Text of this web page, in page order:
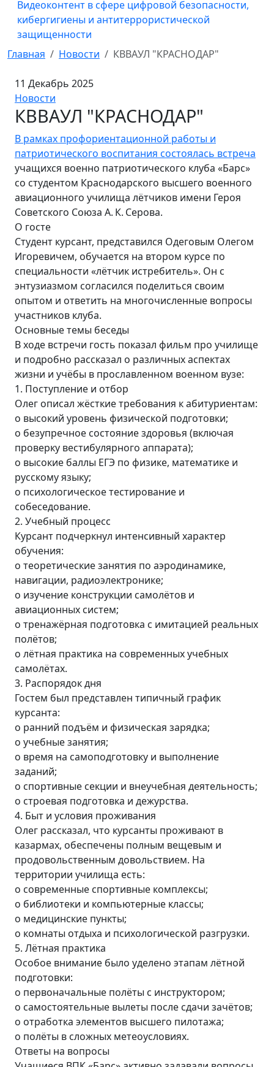
Видеоконтент в сфере цифровой безопасности,
кибергигиены и антитеррористической
защищенности
Главная
Новости КВВАУЛ "КРАСНОДАР"
11 Декабрь 2025
Новости
КВВАУЛ "КРАСНОДАР"
В рамках профориентационной работы и
патриотического воспитания состоялась встреча
учащихся военно патриотического клуба «Барс»
со студентом Краснодарского высшего военного
авиационного училища лётчиков имени Героя
Советского Союза А. К. Серова.
О госте
Студент курсант, представился Одеговым Олегом
Игоревичем, обучается на втором курсе по
специальности «лётчик истребитель». Он с
энтузиазмом согласился поделиться своим
опытом и ответить на многочисленные вопросы
участников клуба.
Основные темы беседы
В ходе встречи гость показал фильм про училище
и подробно рассказал о различных аспектах
жизни и учёбы в прославленном военном вузе:
1. Поступление и отбор
Олег описал жёсткие требования к абитуриентам:
o высокий уровень физической подготовки;
o безупречное состояние здоровья (включая
проверку вестибулярного аппарата);
o высокие баллы ЕГЭ по физике, математике и
русскому языку;
o психологическое тестирование и
собеседование.
2. Учебный процесс
Курсант подчеркнул интенсивный характер
обучения:
o теоретические занятия по аэродинамике,
навигации, радиоэлектронике;
o изучение конструкции самолётов и
авиационных систем;
o тренажёрная подготовка с имитацией реальных
полётов;
o лётная практика на современных учебных
самолётах.
3. Распорядок дня
Гостем был представлен типичный график
курсанта:
o ранний подъём и физическая зарядка;
o учебные занятия;
o время на самоподготовку и выполнение
заданий;
o спортивные секции и внеучебная деятельность;
o строевая подготовка и дежурства.
4. Быт и условия проживания
Олег рассказал, что курсанты проживают в
казармах, обеспечены полным вещевым и
продовольственным довольствием. На
территории училища есть:
o современные спортивные комплексы;
o библиотеки и компьютерные классы;
o медицинские пункты;
o комнаты отдыха и психологической разгрузки.
5. Лётная практика
Особое внимание было уделено этапам лётной
подготовки:
o первоначальные полёты с инструктором;
o самостоятельные вылеты после сдачи зачётов;
o отработка элементов высшего пилотажа;
o полёты в сложных метеоусловиях.
Ответы на вопросы